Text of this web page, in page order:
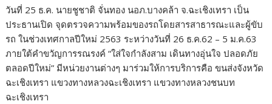
วันที่ 25 ธ.ค. นายชูชาติ จั่นทอง นอภ.บางคล้า จ.ฉะเชิงเทรา เป็น
ประธานเปิด จุดตรวจความพร้อมของรถโดยสารสาธารณะและผู้ขับ
รถ ในช่วงเทศกาลปีใหม่ 2563 ระหว่างวันที่ 26 ธ.ค.62 – 5 ม.ค.63
ภายใต้คำขวัญการรณรงค์ “ใส่ใจกำลังสาม เดินทางอุ่นใจ ปลอดภัย
ตลอดปีใหม่” มีหน่วยงานต่างๆ มาร่วมให้การบริการคือ ขนส่งจังหวัด
ฉะเชิงเทรา แขวงทางหลวงฉะเชิงเทรา แขวงทางหลวงชนบท
ฉะเชิงเทรา